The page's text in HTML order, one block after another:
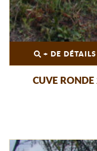
+ DE DÉTAILS
CUVE RONDE